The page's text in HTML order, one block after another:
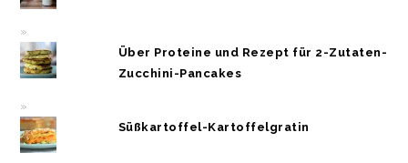
Über Proteine und Rezept für 2-Zutaten-
Zucchini-Pancakes
Süßkartoffel-Kartoffelgratin